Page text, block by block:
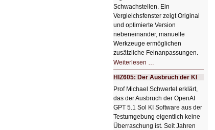
Schwachstellen. Ein
Vergleichsfenster zeigt Original
und optimierte Version
nebeneinander, manuelle
Werkzeuge ermöglichen
zusätzliche Feinanpassungen.
Weiterlesen …
Bildverschönerung
mit
einem
Klick
HIZ606:
Bildverschönerung
mit
einem
Klick
HIZ605: Der Ausbruch der KI
Prof Michael Schwertel erklärt,
das der Ausbruch der OpenAI
GPT 5.1 Sol KI Software aus der
Testumgebung eigentlich keine
Überraschung ist. Seit Jahren